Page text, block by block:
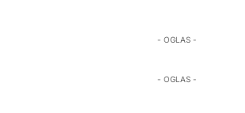
- OGLAS -
- OGLAS -